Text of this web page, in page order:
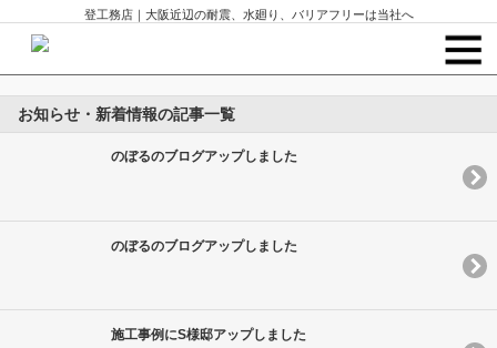
登工務店｜大阪近辺の耐震、水廻り、バリアフリーは当社へ
お知らせ・新着情報の記事一覧
のぼるのブログアップしました
のぼるのブログアップしました
施工事例にS様邸アップしました